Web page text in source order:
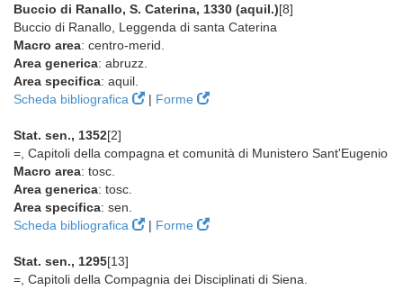
Buccio di Ranallo, S. Caterina, 1330 (aquil.)[8]
Buccio di Ranallo, Leggenda di santa Caterina
Macro area: centro-merid.
Area generica: abruzz.
Area specifica: aquil.
Scheda bibliografica
| Forme
Stat. sen., 1352[2]
=, Capitoli della compagna et comunità di Munistero Sant'Eugenio
Macro area: tosc.
Area generica: tosc.
Area specifica: sen.
Scheda bibliografica
| Forme
Stat. sen., 1295[13]
=, Capitoli della Compagnia dei Disciplinati di Siena.